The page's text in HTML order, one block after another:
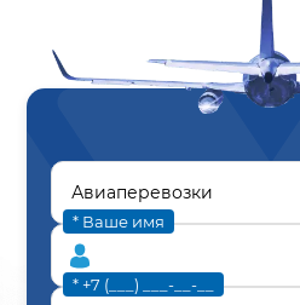
* Ваше имя
* +7 (___) ___-__-__